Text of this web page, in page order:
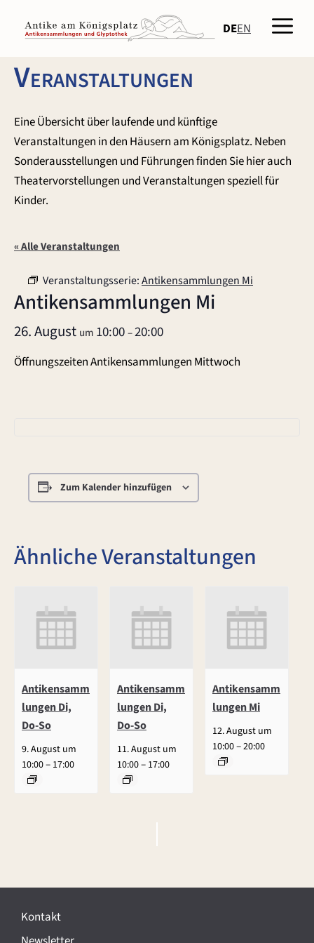
Inhalt
springen
DEEN
Veranstaltungen
Eine Übersicht über laufende und künftige
Veranstaltungen in den Häusern am Königsplatz. Neben
Sonderausstellungen und Führungen finden Sie hier auch
Theatervorstellungen und Veranstaltungen speziell für
Kinder.
« Alle Veranstaltungen
Veranstaltungsserie:Antikensammlungen Mi
Antikensammlungen Mi
26. August um 10:00–20:00
Öffnungszeiten Antikensammlungen Mittwoch
Zum Kalender hinzufügen
Ähnliche Veranstaltungen
Antikensamm
lungen Di,
Do-So
9. August um
10:00– 17:00
Antikensamm
lungen Di,
Do-So
11. August um
10:00– 17:00
Antikensamm
lungen Mi
12. August um
10:00–20:00
e
aKontakt